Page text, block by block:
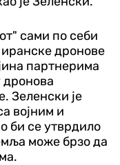
сами по себи
дронове
партнерима
дронова
Зеленски је
војним и
би се утврдило
може брзо да